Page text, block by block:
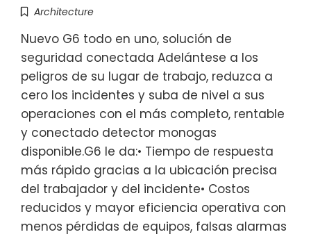
Architecture
Nuevo G6 todo en uno, solución de
seguridad conectada Adelántese a los
peligros de su lugar de trabajo, reduzca a
cero los incidentes y suba de nivel a sus
operaciones con el más completo, rentable
y conectado detector monogas
disponible.G6 le da:• Tiempo de respuesta
más rápido gracias a la ubicación precisa
del trabajador y del incidente• Costos
reducidos y mayor eficiencia operativa con
menos pérdidas de equipos, falsas alarmas